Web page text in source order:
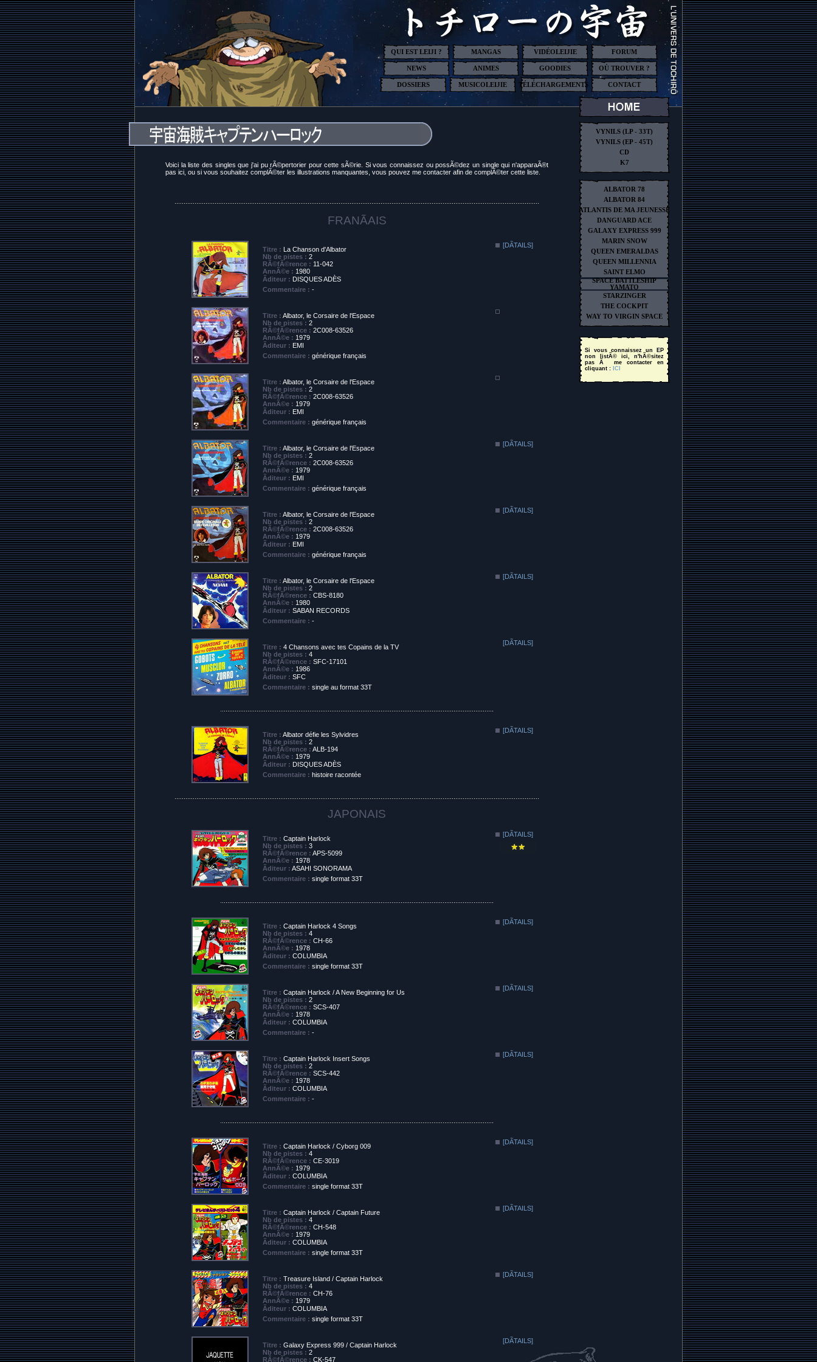
QUI EST LEIJI ? MANGAS VIDÉOLEIJIE FORUM
NEWS ANIMES GOODIES OÙ TROUVER ?
DOSSIERS MUSICOLEIJIE TÉLÉCHARGEMENTS CONTACT
Voici la liste des singles que j'ai pu rÃ©pertorier pour cette sÃ©rie. Si vous connaissez ou possÃ©dez un single qui n'apparaÃ®t
pas ici, ou si vous souhaitez complÃ©ter les illustrations manquantes, vous pouvez me contacter afin de complÃ©ter cette liste.
FRANÃAIS
Titre : La Chanson d'Albator
Nb de pistes : 2
RÃ©fÃ©rence : 11-042
AnnÃ©e : 1980
Ãditeur : DISQUES ADÈS
Commentaire : -
[DÃTAILS]
Titre : Albator, le Corsaire de l'Espace
Nb de pistes : 2
RÃ©fÃ©rence : 2C008-63526
AnnÃ©e : 1979
Ãditeur : EMI
Commentaire : générique français
Titre : Albator, le Corsaire de l'Espace
Nb de pistes : 2
RÃ©fÃ©rence : 2C008-63526
AnnÃ©e : 1979
Ãditeur : EMI
Commentaire : générique français
Titre : Albator, le Corsaire de l'Espace
Nb de pistes : 2
RÃ©fÃ©rence : 2C008-63526
AnnÃ©e : 1979
Ãditeur : EMI
Commentaire : générique français
[DÃTAILS]
Titre : Albator, le Corsaire de l'Espace
Nb de pistes : 2
RÃ©fÃ©rence : 2C008-63526
AnnÃ©e : 1979
Ãditeur : EMI
Commentaire : générique français
[DÃTAILS]
Titre : Albator, le Corsaire de l'Espace
Nb de pistes : 2
RÃ©fÃ©rence : CBS-8180
AnnÃ©e : 1980
Ãditeur : SABAN RECORDS
Commentaire : -
[DÃTAILS]
Titre : 4 Chansons avec tes Copains de la TV
Nb de pistes : 4
RÃ©fÃ©rence : SFC-17101
AnnÃ©e : 1986
Ãditeur : SFC
Commentaire : single au format 33T
[DÃTAILS]
Titre : Albator défie les Sylvidres
Nb de pistes : 2
RÃ©fÃ©rence : ALB-194
AnnÃ©e : 1979
Ãditeur : DISQUES ADÈS
Commentaire : histoire racontée
[DÃTAILS]
JAPONAIS
Titre : Captain Harlock
Nb de pistes : 3
RÃ©fÃ©rence : APS-5099
AnnÃ©e : 1978
Ãditeur : ASAHI SONORAMA
Commentaire : single format 33T
[DÃTAILS]
Titre : Captain Harlock 4 Songs
Nb de pistes : 4
RÃ©fÃ©rence : CH-66
AnnÃ©e : 1978
Ãditeur : COLUMBIA
Commentaire : single format 33T
[DÃTAILS]
Titre : Captain Harlock / A New Beginning for Us
Nb de pistes : 2
RÃ©fÃ©rence : SCS-407
AnnÃ©e : 1978
Ãditeur : COLUMBIA
Commentaire : -
[DÃTAILS]
Titre : Captain Harlock Insert Songs
Nb de pistes : 2
RÃ©fÃ©rence : SCS-442
AnnÃ©e : 1978
Ãditeur : COLUMBIA
Commentaire : -
[DÃTAILS]
Titre : Captain Harlock / Cyborg 009
Nb de pistes : 4
RÃ©fÃ©rence : CE-3019
AnnÃ©e : 1979
Ãditeur : COLUMBIA
Commentaire : single format 33T
[DÃTAILS]
Titre : Captain Harlock / Captain Future
Nb de pistes : 4
RÃ©fÃ©rence : CH-548
AnnÃ©e : 1979
Ãditeur : COLUMBIA
Commentaire : single format 33T
[DÃTAILS]
Titre : Treasure Island / Captain Harlock
Nb de pistes : 4
RÃ©fÃ©rence : CH-76
AnnÃ©e : 1979
Ãditeur : COLUMBIA
Commentaire : single format 33T
[DÃTAILS]
Titre : Galaxy Express 999 / Captain Harlock
Nb de pistes : 2
RÃ©fÃ©rence : CK-547
[DÃTAILS]
VYNILS (LP - 33T)
VYNILS (EP - 45T)
CD
K7
ALBATOR 78
ALBATOR 84
ATLANTIS DE MA JEUNESSE
DANGUARD ACE
GALAXY EXPRESS 999
MARIN SNOW
QUEEN EMERALDAS
QUEEN MILLENNIA
SAINT ELMO
SPACE BATTLESHIP
YAMATO
STARZINGER
THE COCKPIT
WAY TO VIRGIN SPACE
Si vous connaissez un EP
non listÃ© ici, n'hÃ©sitez
pas Ã me contacter en
cliquant : ICI